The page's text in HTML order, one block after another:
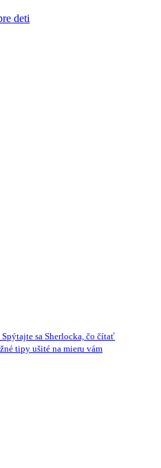
deti
Spýtajte sa Sherlocka, čo čítať
tipy ušité na mieru vám